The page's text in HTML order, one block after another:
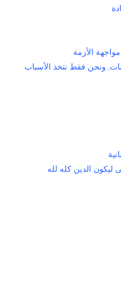
الأزمة
ونحن فقط نتخذ الأسباب
ليكون الدين كله لله